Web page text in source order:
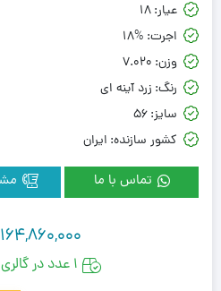
عیار:18
اجرت: 18%
وزن: 7.020
رنگ: زرد آینه ای
سایز:56
کشور سازنده: ایران
تماس با ما
164,860,000
1 عدد در گالری باقی مانده